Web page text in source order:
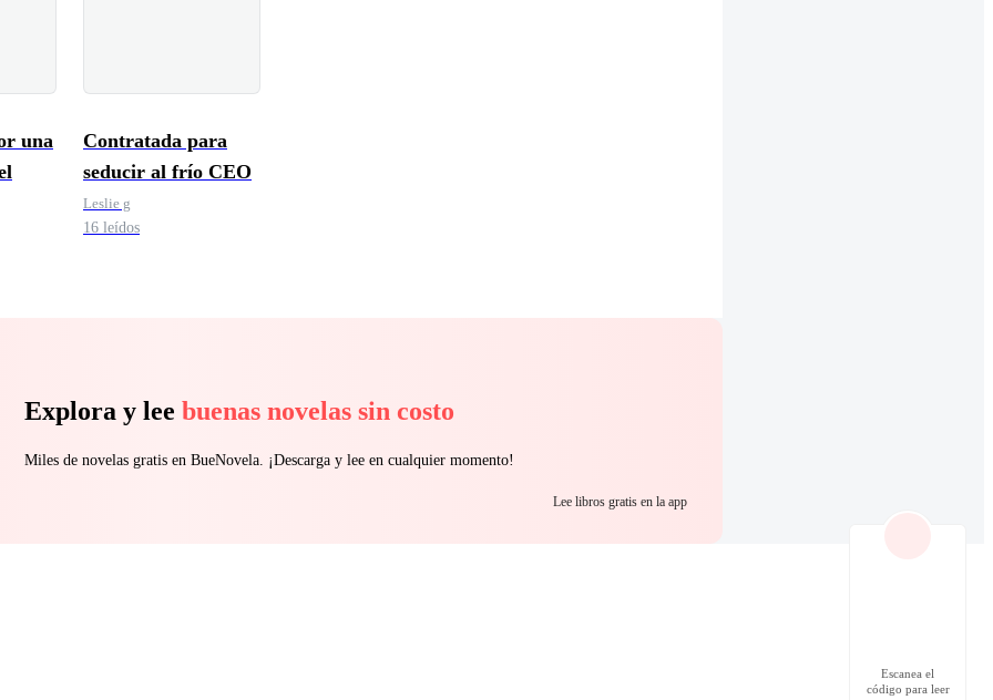
una
Contratada para
seducir al frío CEO
Leslie g
16 leídos
Explora y lee buenas novelas sin costo
Miles de novelas gratis en BueNovela. ¡Descarga y lee en cualquier momento!
Lee libros gratis en la app
Escanea el
código para leer